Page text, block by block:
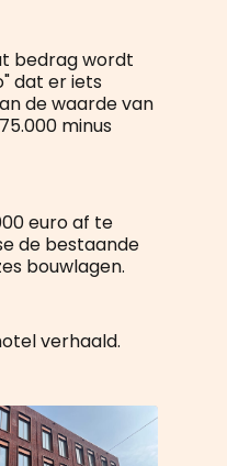
bedrag wordt
dat er iets
de waarde van
minus
euro af te
de bestaande
bouwlagen.
verhaald.